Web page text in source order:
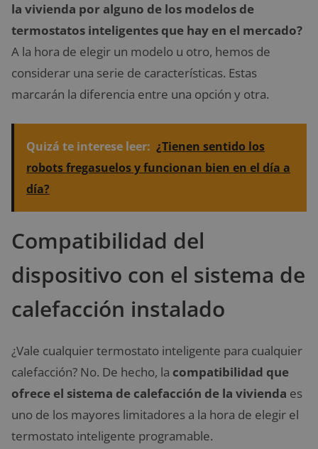
la vivienda por alguno de los modelos de
termostatos inteligentes que hay en el mercado?
A la hora de elegir un modelo u otro, hemos de
considerar una serie de características. Estas
marcarán la diferencia entre una opción y otra.
Quizá te interese leer: ¿Tienen sentido los
robots fregasuelos y funcionan bien en el día a
día?
Compatibilidad del
dispositivo con el sistema de
calefacción instalado
¿Vale cualquier termostato inteligente para cualquier
calefacción? No. De hecho, la compatibilidad que
ofrece el sistema de calefacción de la vivienda es
uno de los mayores limitadores a la hora de elegir el
termostato inteligente programable.